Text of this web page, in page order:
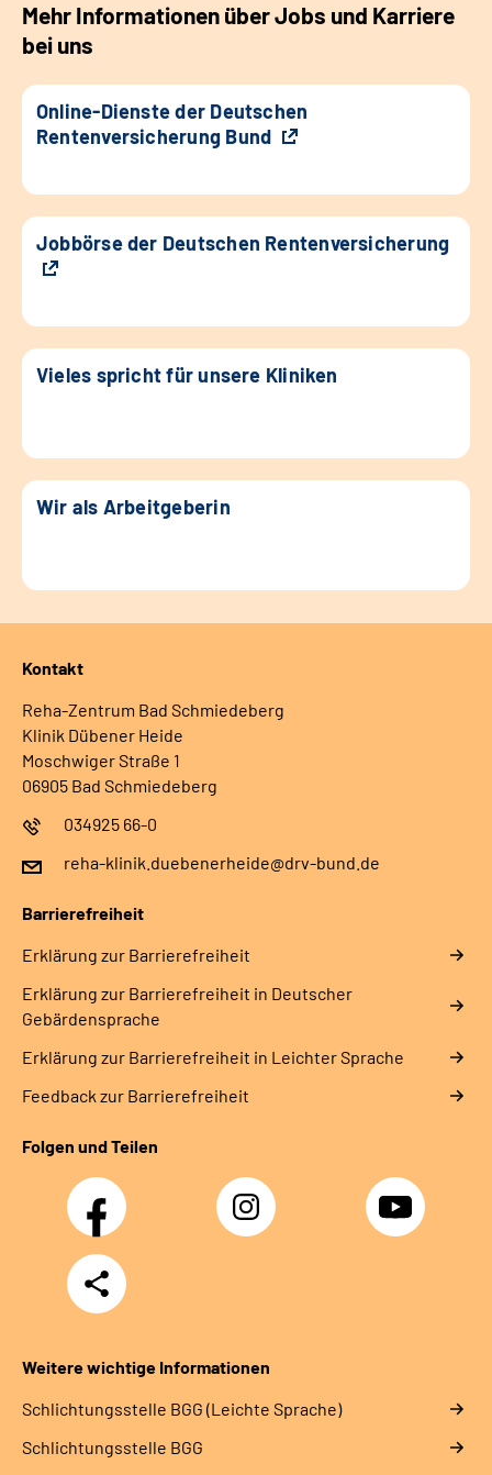
Mehr Informationen über Jobs und Karriere
bei uns
Online-Dienste der Deutschen
Rentenversicherung Bund
Jobbörse der Deutschen Rentenversicherung
Vieles spricht für unsere Kliniken
Wir als Arbeitgeberin
Kontakt
Reha-Zentrum Bad Schmiedeberg
Klinik Dübener Heide
Moschwiger Straße 1
06905 Bad Schmiedeberg
034925 66-0
reha-klinik.duebenerheide@drv-bund.de
Barrierefreiheit
Erklärung zur Barrierefreiheit
Erklärung zur Barrierefreiheit in Deutscher
Gebärdensprache
Erklärung zur Barrierefreiheit in Leichter Sprache
Feedback zur Barrierefreiheit
Folgen und Teilen
Facebook Instagram YouTube
Teilen
Weitere wichtige Informationen
Schlich­tungs­stel­le BGG (Leichte Sprache)
Schlich­tungs­stel­le BGG